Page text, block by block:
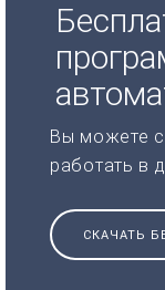
Вы можете
работать в
СКАЧАТЬ